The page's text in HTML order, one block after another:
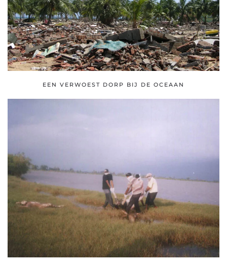
EEN VERWOEST DORP BIJ DE OCEAAN